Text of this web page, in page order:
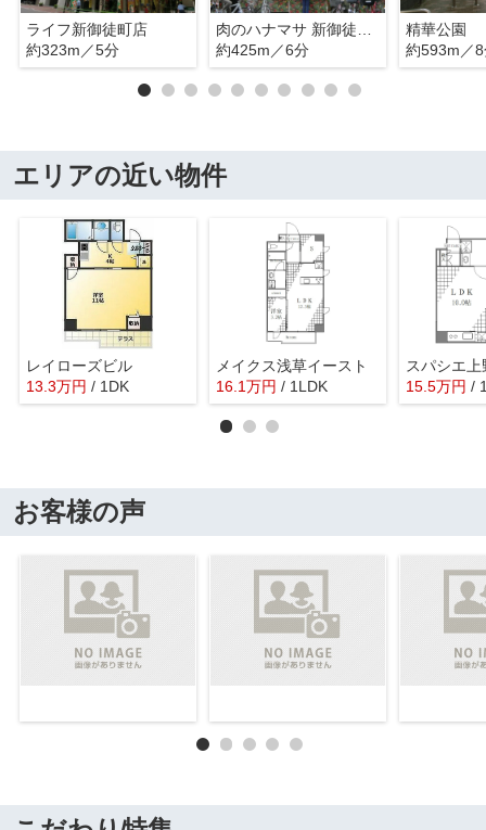
ライフ新御徒町店
約323m／5分
約425m／6分
精華公園
約593m／
エリアの近い物件
レイローズビル
13.3万円 / 1DK
メイクス浅草イースト
16.1万円 / 1LDK 15.5万円 /
お客様の声